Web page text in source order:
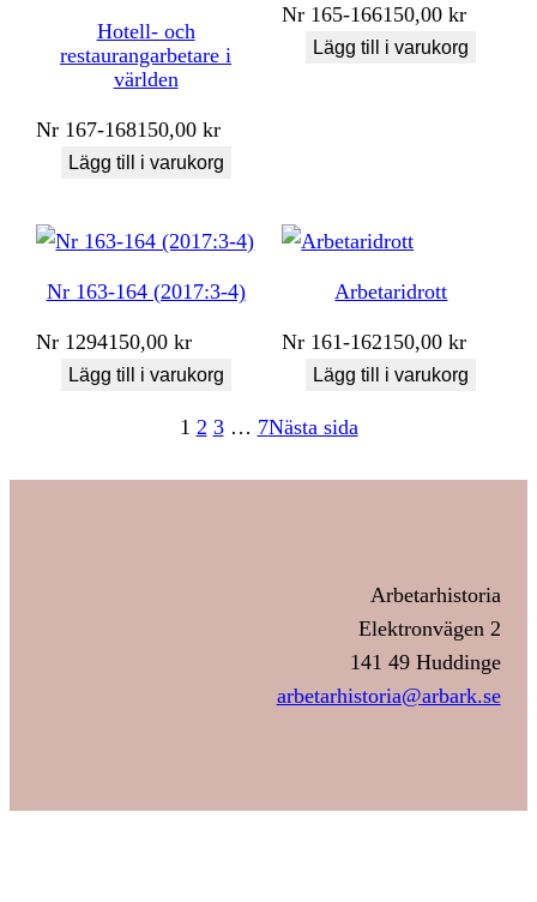
Hotell- och
restaurangarbetare i
världen
Nr 167-168150,00kr
Lägg till i varukorg
Nr 165-166150,00kr
Lägg till i varukorg
Nr 163-164 (2017:3-4)
Nr 1294150,00kr
Lägg till i varukorg
Arbetaridrott
Nr 161-162150,00kr
Lägg till i varukorg
1 2 3 … 7Nästa sida
Arbetarhistoria
Elektronvägen 2
141 49 Huddinge
arbetarhistoria@arbark.se